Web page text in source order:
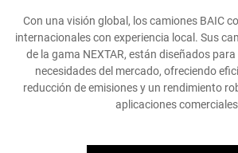
Con una visión global, los camiones BAIC
internacionales con experiencia local. Sus
de la gama NEXTAR, están diseñados
necesidades del mercado, ofreciendo
reducción de emisiones y un rendimiento
aplicaciones